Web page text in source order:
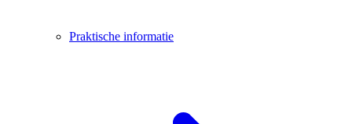
Praktische informatie